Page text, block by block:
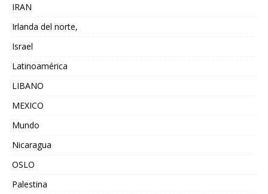
IRAN
Irlanda del norte,
Israel
Latinoamérica
LIBANO
MEXICO
Mundo
Nicaragua
OSLO
Palestina